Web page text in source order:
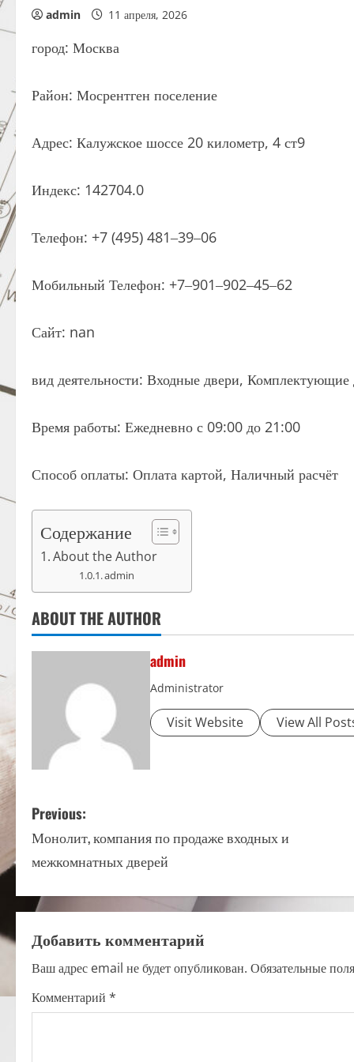
admin 11 апреля, 2026
город: Москва
Район: Мосрентген поселение
Адрес: Калужское шоссе 20 километр, 4 ст9
Индекс: 142704.0
Телефон: +7 (495) 481‒39‒06
Мобильный Телефон: +7‒901‒902‒45‒62
Сайт: nan
вид деятельности: Входные двери,
Время работы: Ежедневно с 09:00 до 21:00
Способ оплаты: Оплата картой, Наличный расчёт
Содержание
About the Author
admin
ABOUT THE AUTHOR
admin
Administrator
Visit Website View All
P
o
t
n
a
v
Previous:
Монолит, компания по продаже входных и
межкомнатных дверей
Добавить комментарий
Ваш адрес email не будет опубликован. Обязательные
Комментарий *